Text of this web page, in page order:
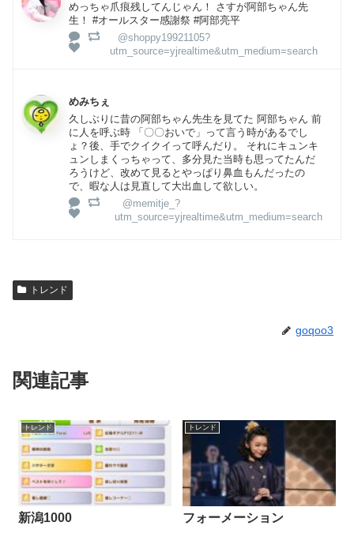
めっちゃ爪痕残してんじゃん！ さすが阿部ちゃん先
生！ #オールスター感謝祭 #阿部亮平
@shoppy19921105?
utm_source=yjrealtime&utm_medium=search
めみちぇ
久しぶりに昔の阿部ちゃん先生を見てた 阿部ちゃん 前
に人を呼ぶ時 「〇〇おいで」って言う時があるでし
ょ？後、手でクイクイって呼んだり。 それにキュンキ
ュンしまくっちゃって、多分見た当時も思ってたんだ
ろうけど、改めて見るとやっぱり鼻血もんだったの
で、暇な人は見直して大出血して欲しい。
@memitje_?
utm_source=yjrealtime&utm_medium=search
トレンド
goqoo3
関連記事
トレンド
新潟1000
トレンド
フォーメーション